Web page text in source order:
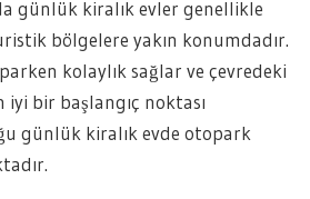
günlük kiralık evler genellikle
bölgelere yakın konumdadır.
kolaylık sağlar ve çevredeki
bir başlangıç noktası
günlük kiralık evde otopark